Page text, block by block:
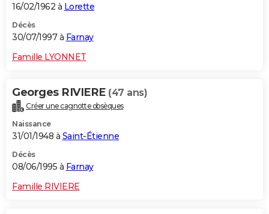
16/02/1962 à Lorette
Décès
30/07/1997 à Farnay
Famille LYONNET
Georges RIVIERE (47 ans)
Créer une cagnotte obsèques
Naissance
31/01/1948 à Saint-Étienne
Décès
08/06/1995 à Farnay
Famille RIVIERE